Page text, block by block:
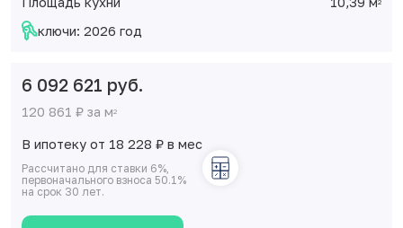
2
ключи: 2026 год
6 092 621 руб.
120 861 ₽ за м2
В ипотеку от 18 228 ₽ в мес
Рассчитано для ставки 6%,
первоначального взноса 50.1%
на срок 30 лет.